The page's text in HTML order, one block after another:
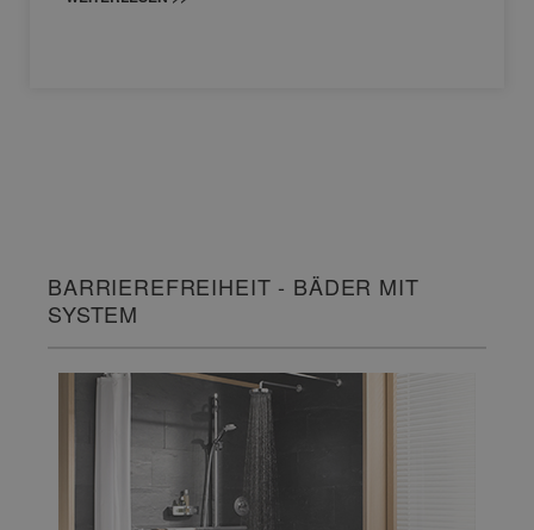
BARRIEREFREIHEIT - BÄDER MIT
SYSTEM